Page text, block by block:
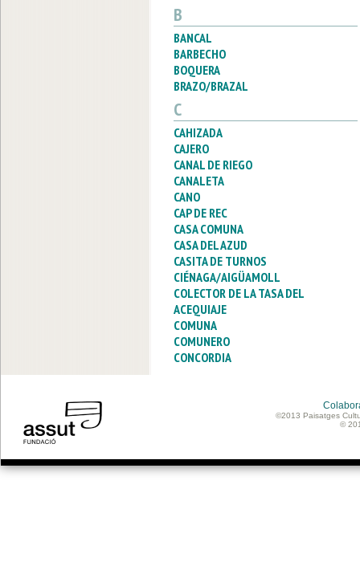
B
BANCAL
BARBECHO
BOQUERA
BRAZO/BRAZAL
C
CAHIZADA
CAJERO
CANAL DE RIEGO
CANALETA
CANO
CAP DE REC
CASA COMUNA
CASA DEL AZUD
CASITA DE TURNOS
CIÉNAGA/AIGÜAMOLL
COLECTOR DE LA TASA DEL
ACEQUIAJE
COMUNA
COMUNERO
CONCORDIA
©2013 Paisatges
©